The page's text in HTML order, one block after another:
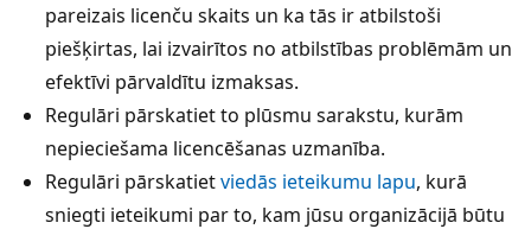
pareizais licenču skaits un ka tās ir atbilstoši
piešķirtas, lai izvairītos no atbilstības problēmām un
efektīvi pārvaldītu izmaksas.
Regulāri pārskatiet to plūsmu sarakstu, kurām
nepieciešama licencēšanas uzmanība.
Regulāri pārskatietviedās ieteikumu lapu, kurā
sniegti ieteikumi par to, kam jūsu organizācijā būtu